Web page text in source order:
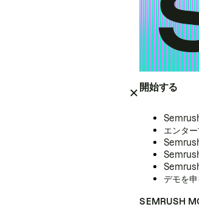
開始する
エンタ
デモを
SEMRUSH